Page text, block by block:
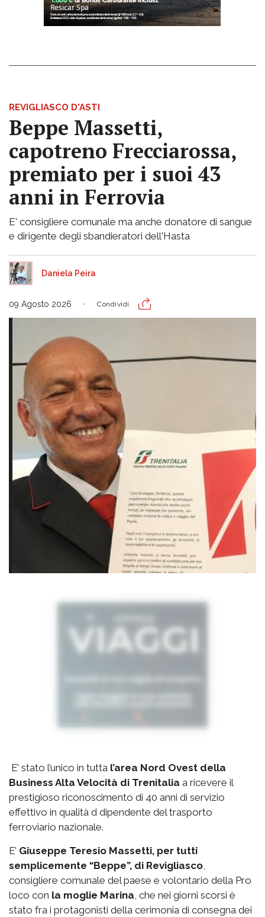
REVIGLIASCO D'ASTI
Beppe Massetti,
capotreno Frecciarossa,
premiato per i suoi 43
anni in Ferrovia
E' consigliere comunale ma anche donatore di sangue
e dirigente degli sbandieratori dell'Hasta
Daniela Peira
09 Agosto 2026 Condividi
E’ stato l’unico in tutta l’area Nord Ovest della
Business Alta Velocità di Trenitalia a ricevere il
prestigioso riconoscimento di 40 anni di servizio
effettivo in qualità d dipendente del trasporto
ferroviario nazionale.
E’ Giuseppe Teresio Massetti, per tutti
semplicemente “Beppe”, di Revigliasco
consigliere comunale del paese e volontario della Pro
loco con la moglie Marina , che nei giorni scorsi è
stato fra i protagonisti della cerimonia di consegna dei